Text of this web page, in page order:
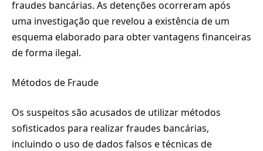
fraudes bancárias. As detenções ocorreram após
uma investigação que revelou a existência de um
esquema elaborado para obter vantagens financeiras
de forma ilegal.
Métodos de Fraude
Os suspeitos são acusados de utilizar métodos
sofisticados para realizar fraudes bancárias,
incluindo o uso de dados falsos e técnicas de